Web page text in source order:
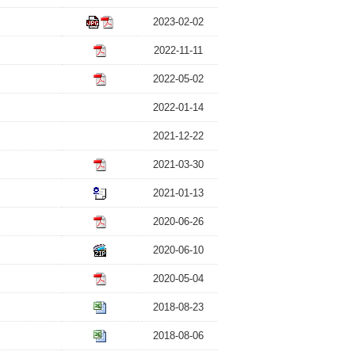
2023-02-02
2022-11-11
2022-05-02
2022-01-14
2021-12-22
2021-03-30
2021-01-13
2020-06-26
2020-06-10
2020-05-04
2018-08-23
2018-08-06